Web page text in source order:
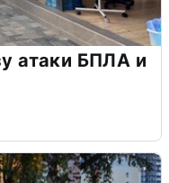
атаки БПЛА и